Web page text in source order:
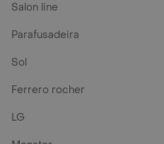
Salon line
Parafusadeira
Sol
Ferrero rocher
LG